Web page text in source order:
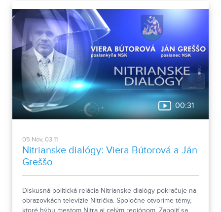
00:31
05.Nov, 03:11
Nitrianske dialógy: Viera Bútorová a Ján
Greššo
Diskusná politická relácia Nitrianske dialógy pokračuje na
obrazovkách televízie Nitrička. Spoločne otvoríme témy,
ktoré hýbu mestom Nitra aj celým regiónom. Zapojiť sa